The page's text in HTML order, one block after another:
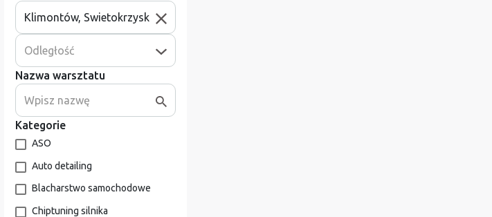
Odległość
Nazwa warsztatu
Kategorie
ASO
Auto detailing
Blacharstwo samochodowe
Chiptuning silnika